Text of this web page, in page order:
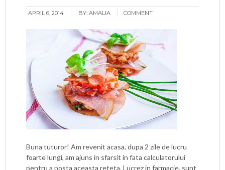
APRIL 6, 2014 BY:AMALIA COMMENT
Buna tuturor! Am revenit acasa, dupa 2 zile de lucru
foarte lungi, am ajuns in sfarsit in fata calculatorului
pentru a posta aceasta reteta. Lucrez in farmacie, sunt